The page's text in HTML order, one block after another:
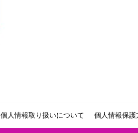
個人情報取り扱いについて 個人情報保護